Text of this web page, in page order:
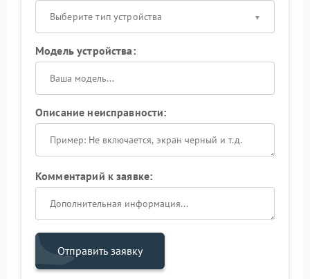
Выберите тип устройства
Модель устройства:
Описание неисправности:
Комментарий к заявке:
Отправить заявку